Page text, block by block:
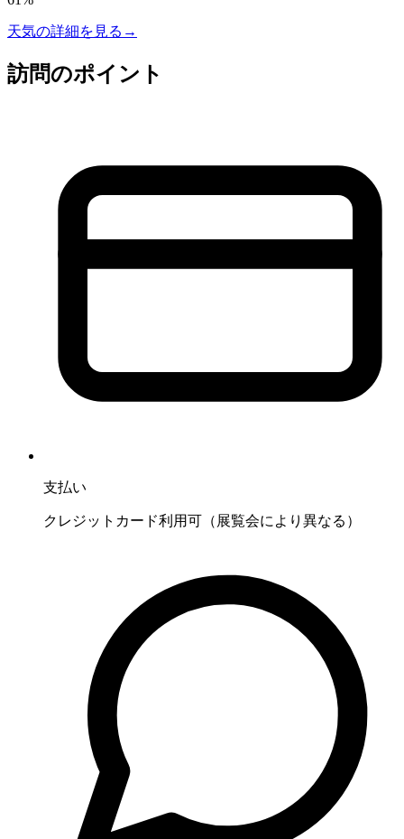
天気の詳細を見る →
訪問のポイント
支払い
クレジットカード利用可（展覧会により異なる）